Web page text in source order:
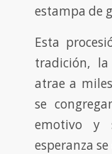
estampa de
Esta
tradición,
atrae a
se
emotivo y
esperanza